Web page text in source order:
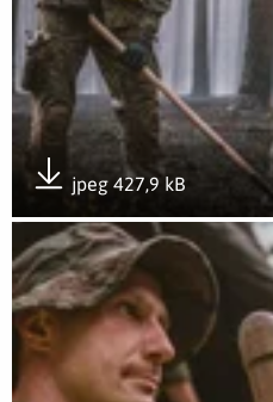
jpeg 427,9 kB
Otwórz załącznik 2LBOT - 3